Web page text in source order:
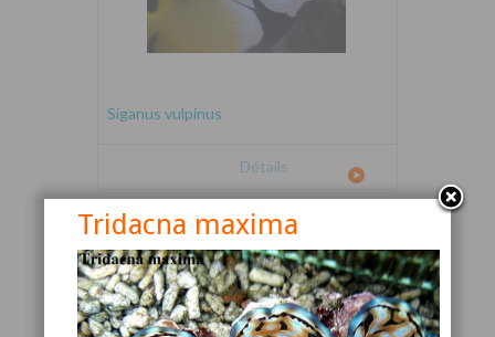
Siganus vulpinus
Détails
Tridacna maxima